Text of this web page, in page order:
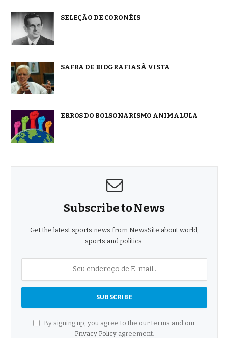
SELEÇÃO DE CORONÉIS
SAFRA DE BIOGRAFIAS À VISTA
ERROS DO BOLSONARISMO ANIMA LULA
Subscribe to News
Get the latest sports news from NewsSite about world,
sports and politics.
By signing up, you agree to the our terms and our
Privacy Policyagreement.